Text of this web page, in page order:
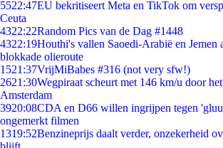
5522:47EU bekritiseert Meta en TikTok om
Ceuta
4322:22Random Pics van de Dag #1448
4322:19Houthi's vallen Saoedi-Arabië en Jemen
blokkade olieroute
1521:37VrijMiBabes #316 (not very sfw!)
2621:30Wegpiraat scheurt met 146 km/u door
Amsterdam
3920:08CDA en D66 willen ingrijpen tegen
ongemerkt filmen
1319:52Benzineprijs daalt verder, onzekerheid